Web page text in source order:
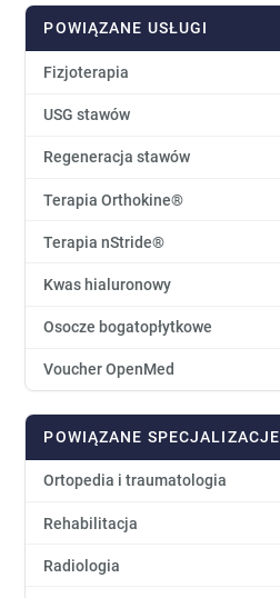
POWIĄZANE USŁUGI
Fizjoterapia
USG stawów
Regeneracja stawów
Terapia Orthokine®
Terapia nStride®
Kwas hialuronowy
Osocze bogatopłytkowe
Voucher OpenMed
POWIĄZANE SPECJALIZACJE
Ortopedia i traumatologia
Rehabilitacja
Radiologia